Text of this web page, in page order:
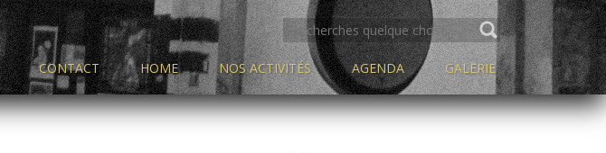
SEARCH
FOR:
CONTACT
HOME NOS ACTIVITÉS AGENDA GALERIE